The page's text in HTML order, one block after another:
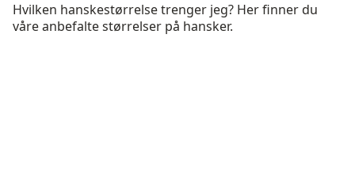
Hvilken hanskestørrelse trenger jeg? Her finner du
våre anbefalte størrelser på hansker.